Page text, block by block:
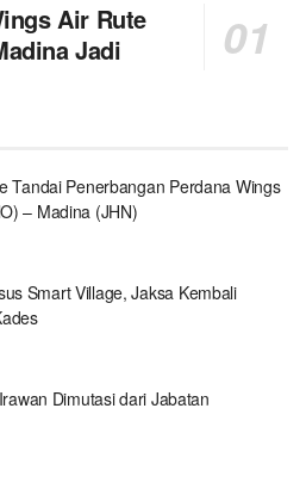
Air Rute
Jadi
Tandai Penerbangan Perdana Wings
– Madina (JHN)
Smart Village, Jaksa Kembali
Dimutasi dari Jabatan